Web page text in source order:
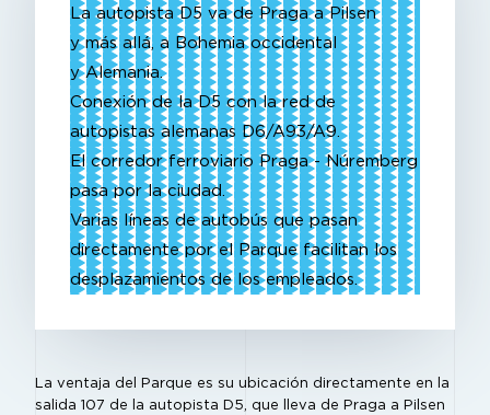
La autopista D5 va de Praga a Pilsen
y más allá, a Bohemia occidental
y Alemania.
Conexión de la D5 con la red de
autopistas alemanas D6/A93/A9.
El corredor ferroviario Praga - Núremberg
pasa por la ciudad.
Varias líneas de autobús que pasan
directamente por el Parque facilitan los
desplazamientos de los empleados.
La ventaja del Parque es su ubicación directamente en la
salida 107 de la autopista D5, que lleva de Praga a Pilsen